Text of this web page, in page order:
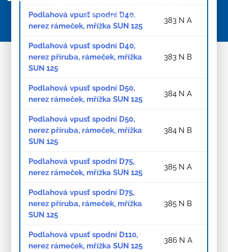
Podlahová vpusť spodní D40,
nerez rámeček, mřížka SUN 125
383 N A
Podlahová vpusť spodní D40,
nerez příruba, rámeček, mřížka
SUN 125
383 N B
Podlahová vpusť spodní D50,
nerez rámeček, mřížka SUN 125
384 N A
Podlahová vpusť spodní D50,
nerez příruba, rámeček, mřížka
SUN 125
384 N B
Podlahová vpusť spodní D75,
nerez rámeček, mřížka SUN 125
385 N A
Podlahová vpusť spodní D75,
nerez příruba, rámeček, mřížka
SUN 125
385 N B
Podlahová vpusť spodní D110,
nerez rámeček, mřížka SUN 125
386 N A
© Copyright 2026